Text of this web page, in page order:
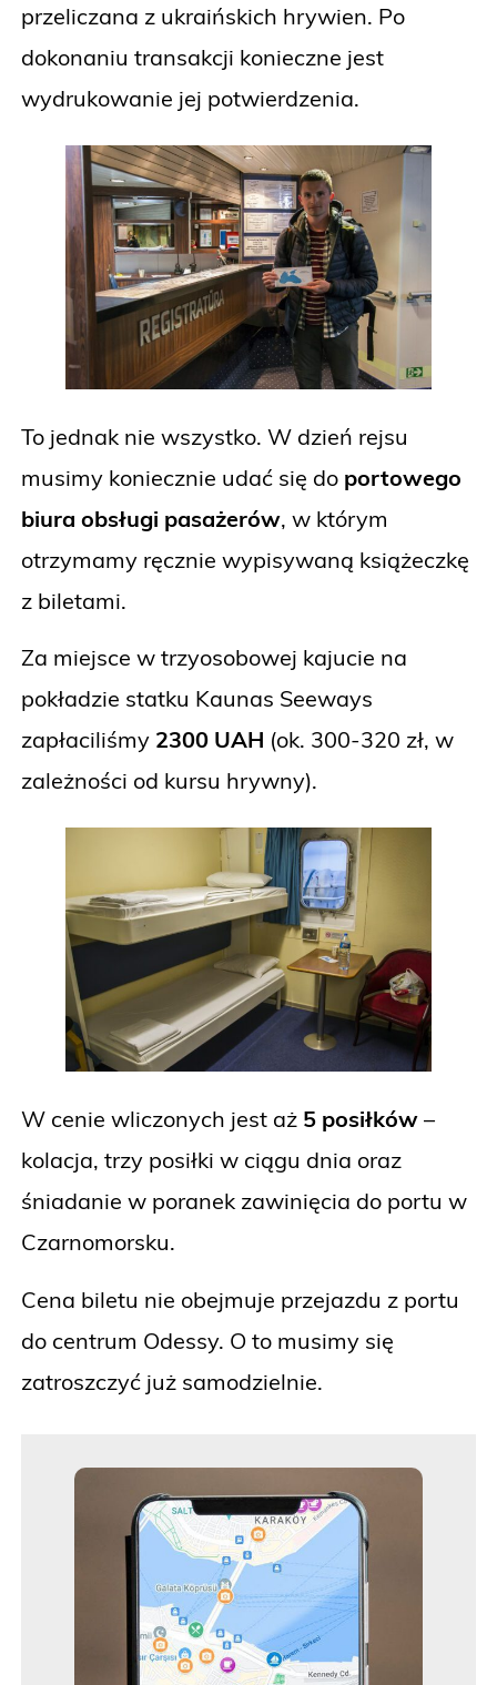
przeliczana z ukraińskich hrywien. Po
dokonaniu transakcji konieczne jest
wydrukowanie jej potwierdzenia.
To jednak nie wszystko. W dzień rejsu
musimy koniecznie udać się do portowego
biura obsługi pasażerów, w którym
otrzymamy ręcznie wypisywaną książeczkę
z biletami.
Za miejsce w trzyosobowej kajucie na
pokładzie statku Kaunas Seeways
zapłaciliśmy 2300 UAH (ok. 300-320 zł, w
zależności od kursu hrywny).
W cenie wliczonych jest aż 5 posiłków –
kolacja, trzy posiłki w ciągu dnia oraz
śniadanie w poranek zawinięcia do portu w
Czarnomorsku.
Cena biletu nie obejmuje przejazdu z portu
do centrum Odessy. O to musimy się
zatroszczyć już samodzielnie.